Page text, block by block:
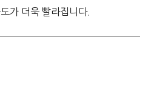
가 더욱 빨라집니다.